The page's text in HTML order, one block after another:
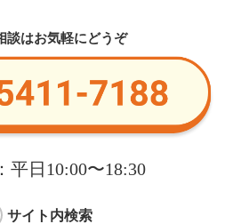
談はお気軽にどうぞ
平日10:00〜18:30
サイト内検索